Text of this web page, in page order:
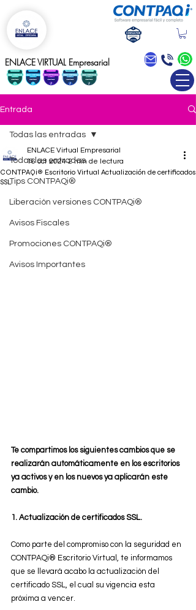
ENLACE VIRTUAL Empresarial
Entrada
Todas las entradas
Tips CONTPAQi®
Liberación versiones CONTPAQi®
Avisos Fiscales
Promociones CONTPAQi®
Avisos Importantes
Todas las entradas
CONTPAQi® Escritorio Virtual Actualización de certificados
SSL
ENLACE Virtual Empresarial
16 oct 2024 2 min de lectura
Te compartimos los siguientes cambios que se
realizarán automáticamente en los escritorios
ya activos y en los nuevos ya aplicarán este
cambio.
1. Actualización de certificados SSL.
Como parte del compromiso con la seguridad en
CONTPAQi® Escritorio Virtual, te informamos
que se llevará acabo la actualización del
certificado SSL, el cual su vigencia esta
próxima a vencer.